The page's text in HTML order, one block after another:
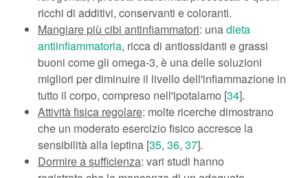
ricchi di additivi, conservanti e coloranti.
Mangiare più cibi antinfiammatori: unadieta
antiinfiammatoria, ricca di antiossidanti e grassi
buoni come gli omega-3, è una delle soluzioni
migliori per diminuire il livello dell'infiammazione in
tutto il corpo, compreso nell'ipotalamo [34].
Attività fisica regolare: molte ricerche dimostrano
che un moderato esercizio fisico accresce la
sensibilità alla leptina [35, 36, 37].
Dormire a sufficienza: vari studi hanno